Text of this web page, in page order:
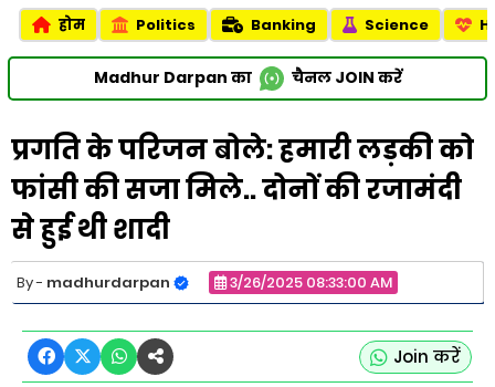
होम Politics Banking Science
Madhur Darpan का चैनल JOIN करें
प्रगति के परिजन बोले: हमारी लड़की को
फांसी की सजा मिले.. दोनों की रजामंदी
से हुई थी शादी
madhurdarpan 3/26/2025 08:33:00 AM
Join करें